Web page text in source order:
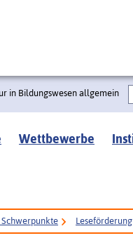
in Bildungswesen allgemein
Wettbewerbe
Leseförderung